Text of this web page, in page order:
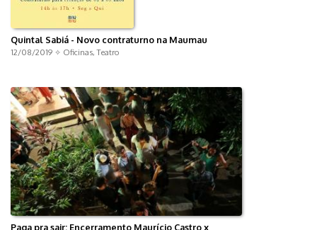
Quintal Sabiá - Novo contraturno na Maumau
12/08/2019 ✧ Oficinas,Teatro
Paga pra sair: Encerramento Maurício Castro x